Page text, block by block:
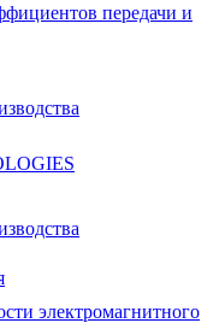
передачи и
электромагнитного